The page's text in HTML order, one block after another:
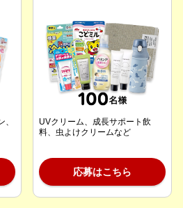
UVクリーム、成長サポート飲
料、虫よけクリームなど
応募はこちら